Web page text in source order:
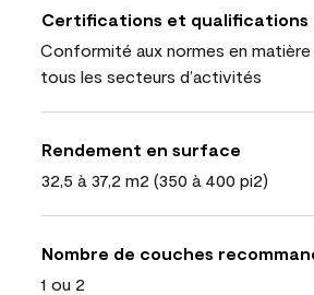
Certifications et qualifications
Conformité aux normes en matière
tous les secteurs d’activités
Rendement en surface
32,5 à 37,2 m2 (350 à 400 pi2)
Nombre de couches
1 ou 2